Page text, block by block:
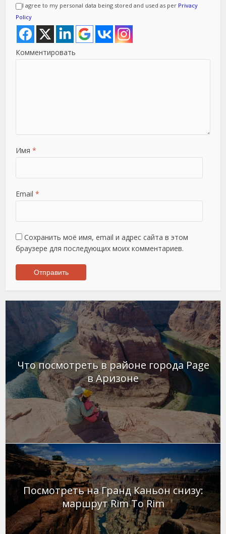
I agree to my personal data being stored and used as per Privacy
Policy
Комментировать
Имя *
Email *
Сохранить моё имя, email и адрес сайта в этом
браузере для последующих моих комментариев.
Что посмотреть в районе города Page
в Аризоне
Посмотреть на Гранд Каньон снизу:
маршрут Rim To Rim